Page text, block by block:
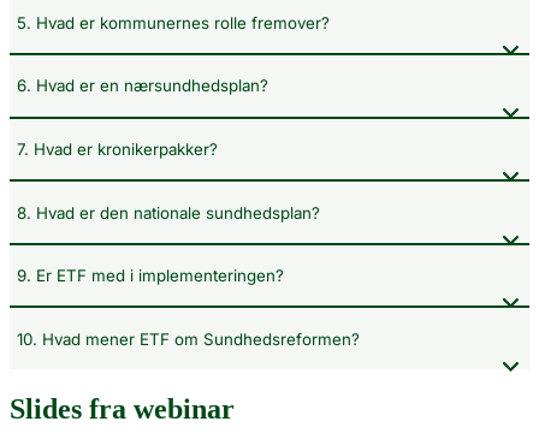
5. Hvad er kommunernes rolle fremover?
6. Hvad er en nærsundhedsplan?
7. Hvad er kronikerpakker?
8. Hvad er den nationale sundhedsplan?
9. Er ETF med i implementeringen?
10. Hvad mener ETF om Sundhedsreformen?
Slides fra webinar